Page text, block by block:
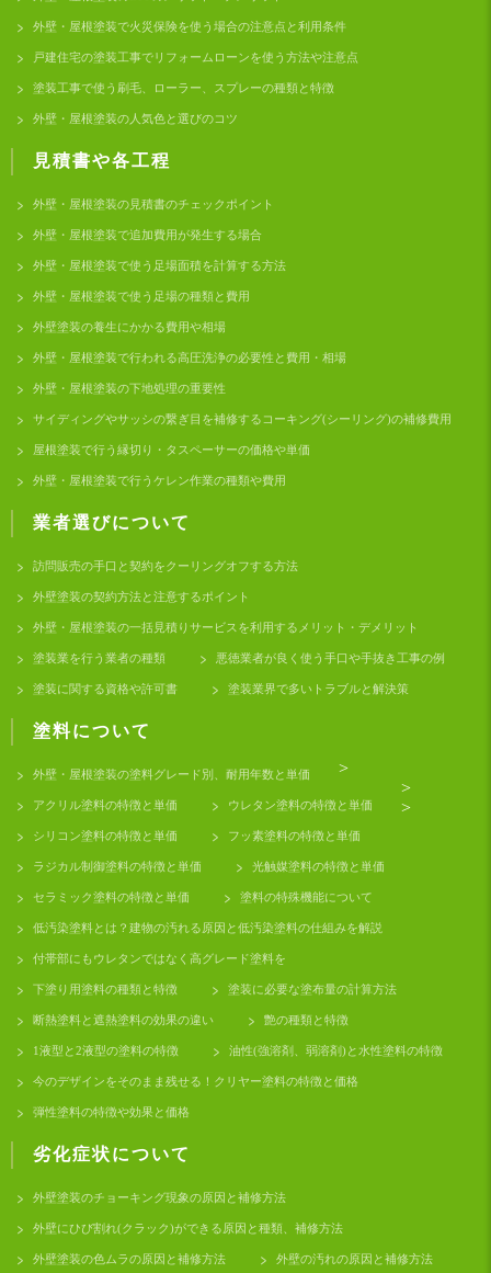
外壁・屋根塗装で火災保険を使う場合の注意点と利用条件
戸建住宅の塗装工事でリフォームローンを使う方法や注意点
塗装工事で使う刷毛、ローラー、スプレーの種類と特徴
外壁・屋根塗装の人気色と選びのコツ
見積書や各工程
外壁・屋根塗装の見積書のチェックポイント
外壁・屋根塗装で追加費用が発生する場合
外壁・屋根塗装で使う足場面積を計算する方法
外壁・屋根塗装で使う足場の種類と費用
外壁塗装の養生にかかる費用や相場
外壁・屋根塗装で行われる高圧洗浄の必要性と費用・相場
外壁・屋根塗装の下地処理の重要性
サイディングやサッシの繋ぎ目を補修するコーキング(シーリング)の補修費用
屋根塗装で行う縁切り・タスペーサーの価格や単価
外壁・屋根塗装で行うケレン作業の種類や費用
業者選びについて
訪問販売の手口と契約をクーリングオフする方法
外壁塗装の契約方法と注意するポイント
外壁・屋根塗装の一括見積りサービスを利用するメリット・デメリット
塗装業を行う業者の種類 悪徳業者が良く使う手口や手抜き工事の例
塗装に関する資格や許可書 塗装業界で多いトラブルと解決策
塗料について
外壁・屋根塗装の塗料グレード別、耐用年数と単価
アクリル塗料の特徴と単価 ウレタン塗料の特徴と単価
シリコン塗料の特徴と単価 フッ素塗料の特徴と単価
ラジカル制御塗料の特徴と単価 光触媒塗料の特徴と単価
セラミック塗料の特徴と単価 塗料の特殊機能について
低汚染塗料とは？建物の汚れる原因と低汚染塗料の仕組みを解説
付帯部にもウレタンではなく高グレード塗料を
下塗り用塗料の種類と特徴 塗装に必要な塗布量の計算方法
断熱塗料と遮熱塗料の効果の違い 艶の種類と特徴
1液型と2液型の塗料の特徴
>
油性(強溶剤、弱溶剤)と水性塗料の特徴
>
今のデザインをそのまま残せる！クリヤー塗料の特徴と価格
>
弾性塗料の特徴や効果と価格
劣化症状について
外壁塗装のチョーキング現象の原因と補修方法
外壁にひび割れ(クラック)ができる原因と種類、補修方法
外壁塗装の色ムラの原因と補修方法 外壁の汚れの原因と補修方法